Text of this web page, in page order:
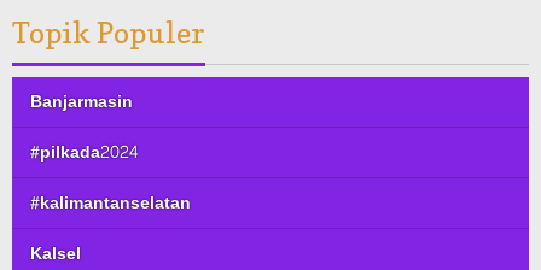
Topik Populer
Banjarmasin
#pilkada2024
#kalimantanselatan
Kalsel